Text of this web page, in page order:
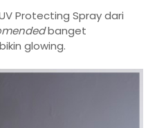
Protecting Spray dari
banget
glowing.